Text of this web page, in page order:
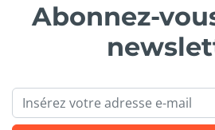
Abonnez-
Email